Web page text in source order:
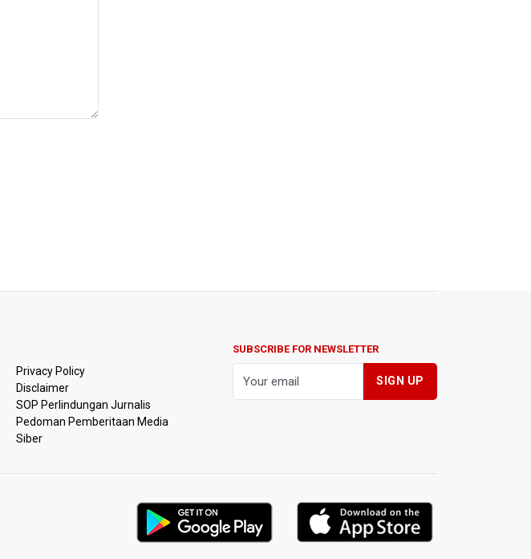
Privacy Policy
Disclaimer
SOP Perlindungan Jurnalis
Pedoman Pemberitaan Media
Siber
SUBSCRIBE FOR NEWSLETTER